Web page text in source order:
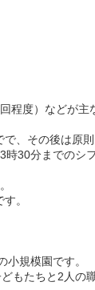
程度）などが主
、その後は原則
30分までのシ
。
規模園です。
もたちと2人の